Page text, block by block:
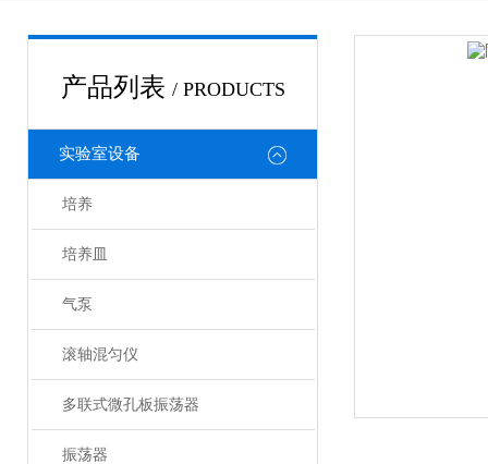
产品列表 / PRODUCTS
实验室设备
培养
培养皿
气泵
滚轴混匀仪
多联式微孔板振荡器
振荡器